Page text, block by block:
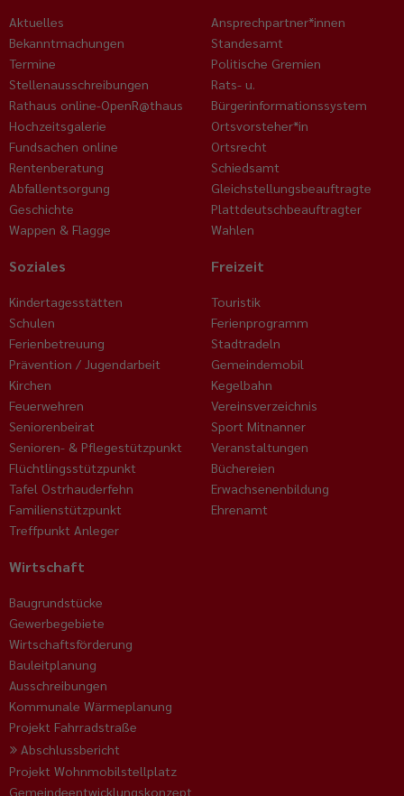
Aktuelles
Bekanntmachungen
Termine
Stellenausschreibungen
Rathaus online-OpenR@thaus
Hochzeitsgalerie
Fundsachen online
Rentenberatung
Abfallentsorgung
Geschichte
Wappen & Flagge
Ansprechpartner*innen
Standesamt
Politische Gremien
Rats- u.
Bürgerinformationssystem
Ortsvorsteher*in
Ortsrecht
Schiedsamt
Gleichstellungsbeauftragte
Plattdeutschbeauftragter
Wahlen
Soziales
Kindertagesstätten
Schulen
Ferienbetreuung
Prävention / Jugendarbeit
Kirchen
Feuerwehren
Seniorenbeirat
Senioren- & Pflegestützpunkt
Flüchtlingsstützpunkt
Tafel Ostrhauderfehn
Familienstützpunkt
Treffpunkt Anleger
Freizeit
Touristik
Ferienprogramm
Stadtradeln
Gemeindemobil
Kegelbahn
Vereinsverzeichnis
Sport Mitnanner
Veranstaltungen
Büchereien
Erwachsenenbildung
Ehrenamt
Wirtschaft
Baugrundstücke
Gewerbegebiete
Wirtschaftsförderung
Bauleitplanung
Ausschreibungen
Kommunale Wärmeplanung
Projekt Fahrradstraße
Abschlussbericht
Projekt Wohnmobilstellplatz
Gemeindeentwicklungskonzept